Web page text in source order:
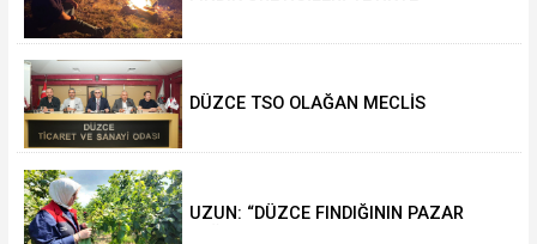
DÜZCE TSO OLAĞAN MECLİS
UZUN: “DÜZCE FINDIĞININ PAZAR